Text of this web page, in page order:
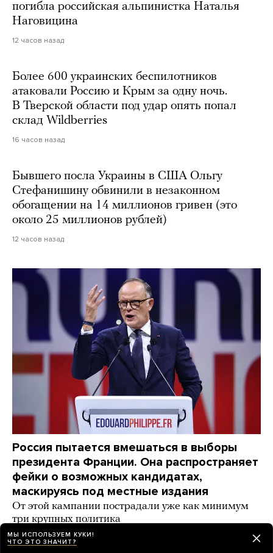
погибла российская альпинистка Наталья
Наговицина
12 часов назад
Более 600 украинских беспилотников
атаковали Россию и Крым за одну ночь.
В Тверской области под удар опять попал
склад Wildberries
16 часов назад
Бывшего посла Украины в США Ольгу
Стефанишину обвинили в незаконном
обогащении на 14 миллионов гривен (это
около 25 миллионов рублей)
12 часов назад
Россия пытается вмешаться в выборы
президента Франции. Она распространяет
фейки о возможных кандидатах,
маскируясь под местные издания
От этой кампании пострадали уже как минимум
три крупных политика
НОВОСТИ 17 часов назад
МЫ ИСПОЛЬЗУЕМ КУКИ!
ЧТО ЭТО ЗНАЧИТ?